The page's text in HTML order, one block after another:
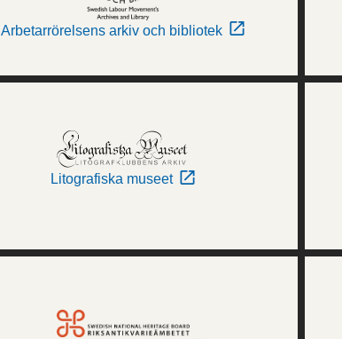
Arbetarrörelsens arkiv och bibliotek
Litografiska museet